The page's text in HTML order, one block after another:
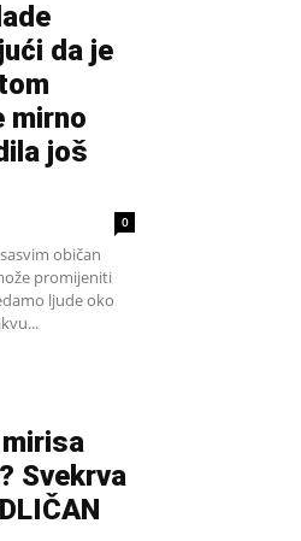
da je
mirno
još
0
običan
promijeniti
ljude oko
Svekrva